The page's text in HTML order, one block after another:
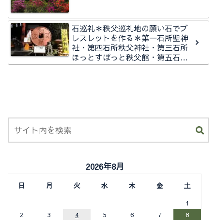
石巡礼＊秩父巡礼地の願い石でブ
レスレットを作る＊第一石所聖神
社・第四石所秩父神社・第三石所
ほっとすぽっと秩父館・第五石所
秩父今宮神社石所
2026年8月
日 月 火 水 木 金
土
1
2
3 4 5 6 7
8